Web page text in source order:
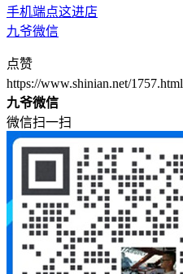
手机端点这进店
九爷微信
点赞
https://www.shinian.net/1757.html
九爷微信
微信扫一扫